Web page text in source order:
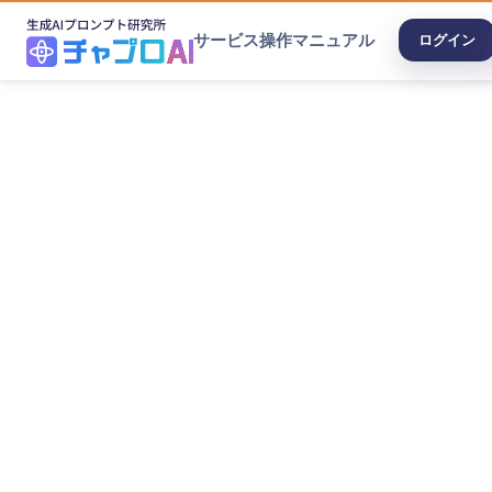
サービス操作マニュアル ログイン